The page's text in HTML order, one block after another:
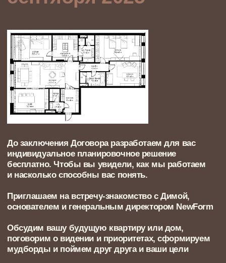
06
Всё на своих местах: отделка,
мебель, декор
Формируем ведомость: освещение, мебель,
сантехника, покрытия — с артикулами, объёмами,
сокращает задержки на стройке.
РЕЗУЛЬТАТ
ВАШЕ УЧАСТИЕ
отдыхайте! ничего не нужно :)
2 недели
СРОК
отдыхайте! ничего не нужно :)
готовая документация
для строительства
ВАШЕ УЧАСТИЕ
Дополнительные услуги